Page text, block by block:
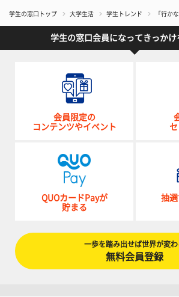
学生の窓口トップ 大学生活 学生トレンド 「行か
学生の窓口会員になってきっかけ
会員限定の
コンテンツやイベント
QUOカードPayが
貯まる
抽
一歩を踏み出せば世界が変わ
無料会員登録